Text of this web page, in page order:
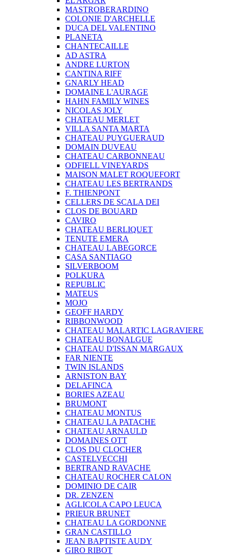
MASTROBERARDINO
COLONIE D'ARCHELLE
DUCA DEL VALENTINO
PLANETA
CHANTECAILLE
AD ASTRA
ANDRE LURTON
CANTINA RIFF
GNARLY HEAD
DOMAINE L'AURAGE
HAHN FAMILY WINES
NICOLAS JOLY
CHATEAU MERLET
VILLA SANTA MARTA
CHATEAU PUYGUERAUD
DOMAIN DUVEAU
CHATEAU CARBONNEAU
ODFIELL VINEYARDS
MAISON MALET ROQUEFORT
CHATEAU LES BERTRANDS
F. THIENPONT
CELLERS DE SCALA DEI
CLOS DE BOUARD
CAVIRO
CHATEAU BERLIQUET
TENUTE EMERA
CHATEAU LABEGORCE
CASA SANTIAGO
SILVERBOOM
POLKURA
REPUBLIC
MATEUS
MOJO
GEOFF HARDY
RIBBONWOOD
CHATEAU MALARTIC LAGRAVIERE
CHATEAU BONALGUE
CHATEAU D'ISSAN MARGAUX
FAR NIENTE
TWIN ISLANDS
ARNISTON BAY
DELAFINCA
BORIES AZEAU
BRUMONT
CHATEAU MONTUS
CHATEAU LA PATACHE
CHATEAU ARNAULD
DOMAINES OTT
CLOS DU CLOCHER
CASTELVECCHI
BERTRAND RAVACHE
CHATEAU ROCHER CALON
DOMINIO DE CAIR
DR. ZENZEN
AGLICOLA CAPO LEUCA
PRIEUR BRUNET
CHATEAU LA GORDONNE
GRAN CASTILLO
JEAN BAPTISTE AUDY
GIRO RIBOT